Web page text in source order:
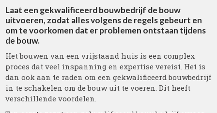
Laat een gekwalificeerd bouwbedrijf de bouw
uitvoeren, zodat alles volgens de regels gebeurt en
om te voorkomen dat er problemen ontstaan tijdens
de bouw.
Het bouwen van een vrijstaand huis is een complex
proces dat veel inspanning en expertise vereist. Het is
dan ook aan te raden om een gekwalificeerd bouwbedrijf
in te schakelen om de bouw uit te voeren. Dit heeft
verschillende voordelen.